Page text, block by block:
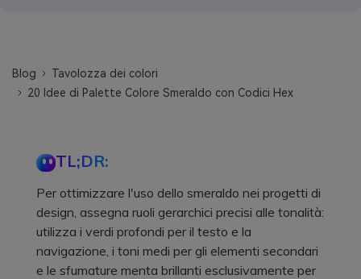
Blog
Tavolozza dei colori
20 Idee di Palette Colore Smeraldo con Codici Hex
TL;DR:
Per ottimizzare l'uso dello smeraldo nei progetti di
design, assegna ruoli gerarchici precisi alle tonalità:
utilizza i verdi profondi per il testo e la
navigazione, i toni medi per gli elementi secondari
e le sfumature menta brillanti esclusivamente per